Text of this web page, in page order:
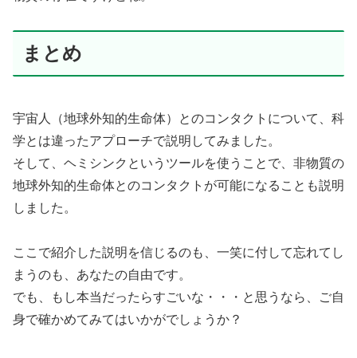
まとめ
宇宙人（地球外知的生命体）とのコンタクトについて、科
学とは違ったアプローチで説明してみました。
そして、ヘミシンクというツールを使うことで、非物質の
地球外知的生命体とのコンタクトが可能になることも説明
しました。
ここで紹介した説明を信じるのも、一笑に付して忘れてし
まうのも、あなたの自由です。
でも、もし本当だったらすごいな・・・と思うなら、ご自
身で確かめてみてはいかがでしょうか？